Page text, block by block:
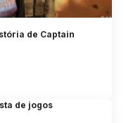
de Captain
de jogos